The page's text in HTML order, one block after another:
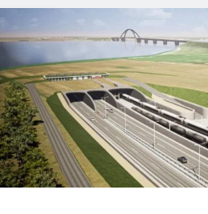
Feed dei contenuti
Feed dei commenti
WordPress.org